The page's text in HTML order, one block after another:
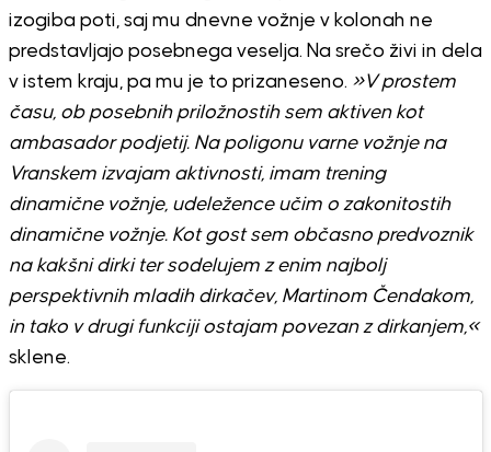
izogiba poti, saj mu dnevne vožnje v kolonah ne
predstavljajo posebnega veselja. Na srečo živi in dela
v istem kraju, pa mu je to prizaneseno. »V prostem
času, ob posebnih priložnostih sem aktiven kot
ambasador podjetij. Na poligonu varne vožnje na
Vranskem izvajam aktivnosti, imam trening
dinamične vožnje, udeležence učim o zakonitostih
dinamične vožnje. Kot gost sem občasno predvoznik
na kakšni dirki ter sodelujem z enim najbolj
perspektivnih mladih dirkačev, Martinom Čendakom,
in tako v drugi funkciji ostajam povezan z dirkanjem,«
sklene.